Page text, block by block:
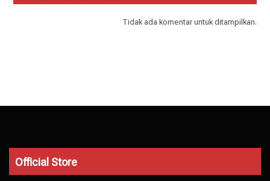
Tidak ada komentar untuk ditampilkan.
Official Store